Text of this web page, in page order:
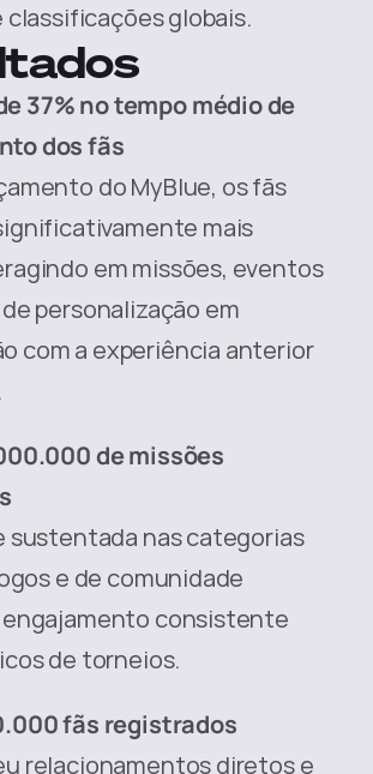
classificações globais.
37% no tempo médio de
dos fãs
do MyBlue, os fãs
mais
em missões, eventos
personalização em
com a experiência anterior
de missões
sustentada nas categorias
e de comunidade
consistente
de torneios.
fãs registrados
relacionamentos diretos e